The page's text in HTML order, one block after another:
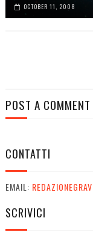
OCTOBER 11, 2008
POST A COMMENT
CONTATTI
EMAIL:
SCRIVICI